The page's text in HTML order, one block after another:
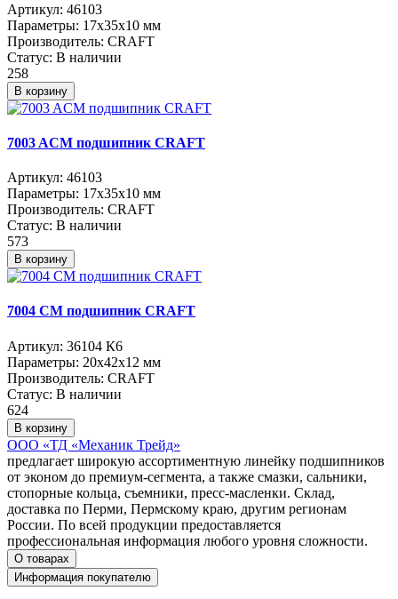
Артикул: 46103
Параметры: 17x35x10 мм
Производитель: CRAFT
Статус: В наличии
258
В корзину
7003 ACM подшипник CRAFT
Артикул: 46103
Параметры: 17x35x10 мм
Производитель: CRAFT
Статус: В наличии
573
В корзину
7004 CM подшипник CRAFT
Артикул: 36104 К6
Параметры: 20x42x12 мм
Производитель: CRAFT
Статус: В наличии
624
В корзину
ООО «ТД «Механик Трейд»
предлагает широкую ассортиментную линейку подшипников
от эконом до премиум-сегмента, а также смазки, сальники,
стопорные кольца, съемники, пресс-масленки. Склад,
доставка по Перми, Пермскому краю, другим регионам
России. По всей продукции предоставляется
профессиональная информация любого уровня сложности.
О товарах
Информация покупателю